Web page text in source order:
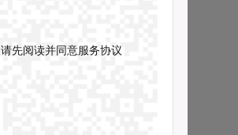
请先阅读并同意服务协议